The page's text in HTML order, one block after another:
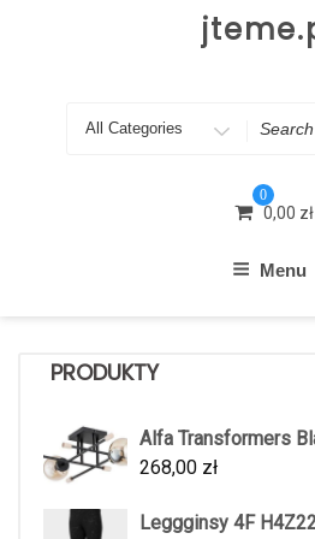
Search
0
0,00 zł
Menu
PRODUKTY
Alfa Transformers
268,00 zł
Leggginsy 4F